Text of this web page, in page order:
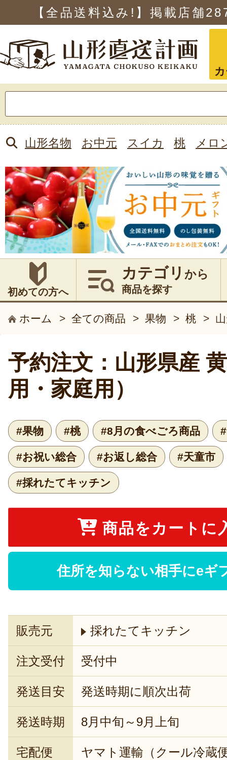
【全品送料込み!】掲載店舗
索:
山形名物 お中元 スイカ 桃 メロ
初めての方へ
カテゴリ から
商品を探す
ホーム > 全ての商品 > 果物 > 桃 >
予約注文：山形県産
用・家庭用）
#果物 #桃 #8月の食べごろ商品
#お祝い総合 #お返し総合 #天童市
#採れたてキッチン
商品をカートに
住所を知らない相手にeギ
販売元 採れたてキッチン
注文受付 受付中
発送目安 発送時期に順次出荷
発送時期 8月中旬～9月上旬
宅配便 ヤマト運輸（クール冷蔵